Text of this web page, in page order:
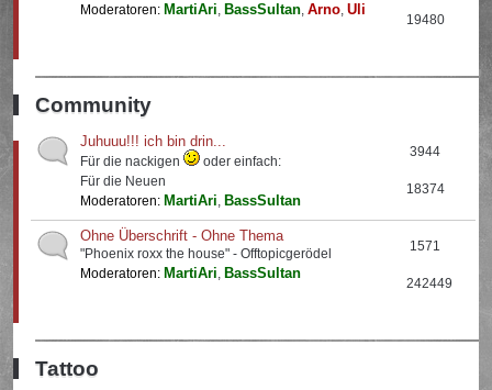
Moderatoren: MartiAri, BassSultan,Arno,Uli
19480
Community
Juhuuu!!! ich bin drin...
Für die nackigen
oder einfach:
Für die Neuen
Moderatoren: MartiAri, BassSultan
3944
18374
Ohne Überschrift - Ohne Thema
"Phoenix roxx the house" - Offtopicgerödel
Moderatoren: MartiAri, BassSultan
1571
242449
Tattoo